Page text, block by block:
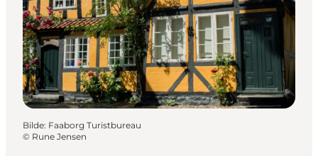
Overnatting
Planlegg reisen
Bilde: Faaborg Turistbureau
© Rune Jensen